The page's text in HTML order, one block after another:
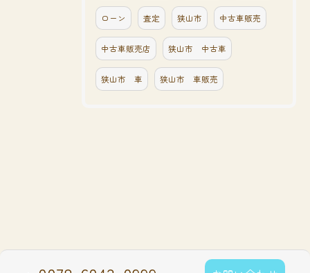
ローン 査定 狭山市 中古車販売
中古車販売店 狭山市 中古車
狭山市 車 狭山市 車販売